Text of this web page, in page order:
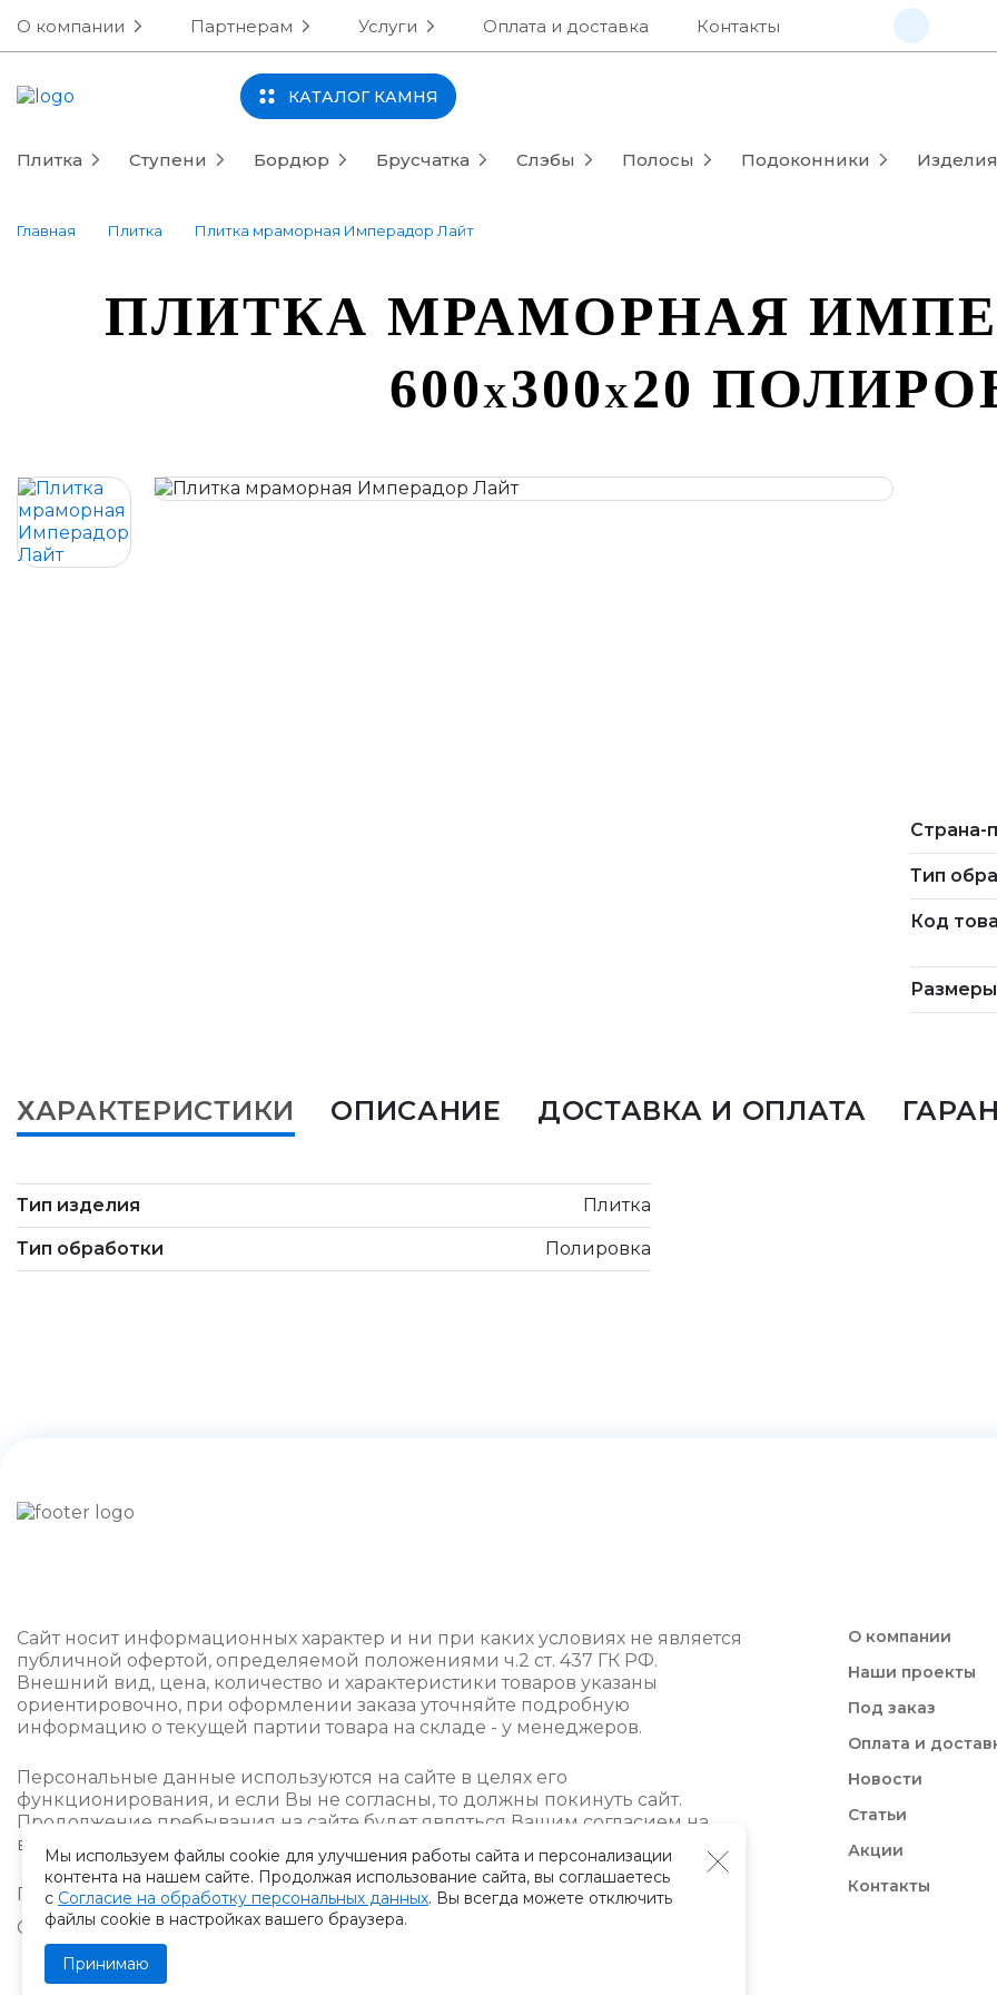
О компании Партнерам Услуги Оплата и доставка Контакты
КАТАЛОГ КАМНЯ
Плитка Ступени Бордюр Брусчатка Слэбы Полосы Подоконники
Главная Плитка Плитка мраморная Имперадор Лайт
ПЛИТКА МРАМОРНАЯ
600X300X20
Страна-
Тип
Код
Размеры
ХАРАКТЕРИСТИКИ ОПИСАНИЕ ДОСТАВКА И ОПЛАТА
Тип изделия Плитка
Тип обработки Полировка
Сайт носит информационных характер и ни при каких условиях не является
публичной офертой, определяемой положениями ч.2 ст. 437 ГК РФ.
Внешний вид, цена, количество и характеристики товаров указаны
ориентировочно, при оформлении заказа уточняйте подробную
информацию о текущей партии товара на складе - у менеджеров.
Персональные данные используются на сайте в целях его
функционирования, и если Вы не согласны, то должны покинуть сайт.
Продолжение пребывания на сайте будет являться Вашим согласием на
возможное использование персональных данных.
Политика конфиденциальности
Создание сайтa: Site-craft.net
О компании
Наши проекты
Под заказ
Оплата и
Новости
Статьи
Акции
Контакты
Мы используем файлы cookie для улучшения работы сайта и персонализации
контента на нашем сайте. Продолжая использование сайта, вы соглашаетесь
с Согласие на обработку персональных данных. Вы всегда можете отключить
файлы cookie в настройках вашего браузера.
Принимаю